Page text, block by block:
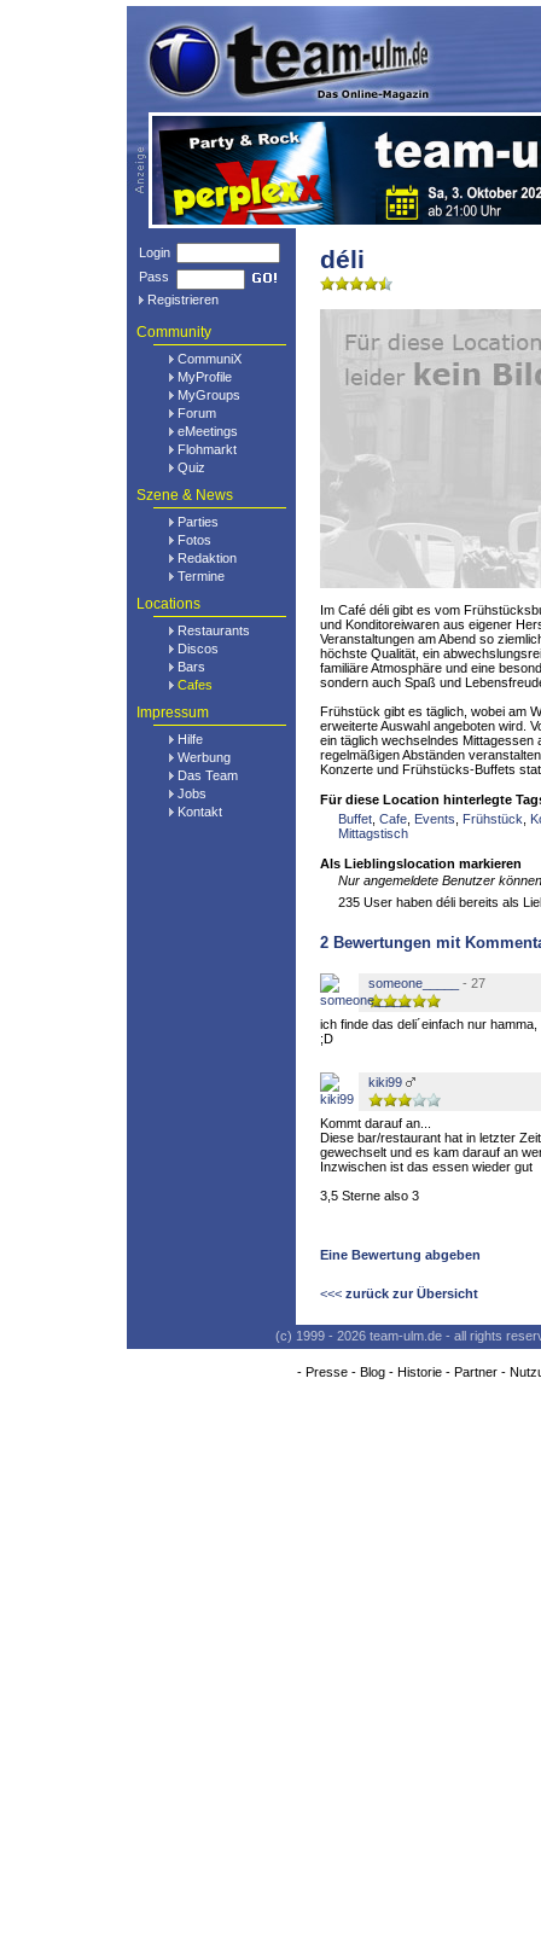
Login
Pass
Registrieren
Community
CommuniX
MyProfile
MyGroups
Forum
eMeetings
Flohmarkt
Quiz
Szene & News
Parties
Fotos
Redaktion
Termine
Locations
Restaurants
Discos
Bars
Cafes
Impressum
Hilfe
Werbung
Das Team
Jobs
Kontakt
déli
Im Café déli gibt es vom
und Konditoreiwaren aus eigener
Veranstaltungen am Abend so
höchste Qualität, ein
familiäre Atmosphäre und eine
sondern auch Spaß und
Frühstück gibt es täglich, wobei am
erweiterte Auswahl angeboten wird.
ein täglich wechselndes Mittagessen
regelmäßigen Abständen
Konzerte und Frühstücks-Buffets
Für diese Location hinterlegte
Buffet Cafe Events Frühstück
Mittagstisch
Als Lieblingslocation markieren
Nur angemeldete Benutzer
235 User haben déli bereits als
2 Bewertungen mit
someone_____ - 27
ich finde das deli´einfach nur
;D
kiki99
Kommt darauf an...
Diese bar/restaurant hat in letzter
gewechselt und es kam darauf an
Inzwischen ist das essen wieder gut
3,5 Sterne also 3
Eine Bewertung abgeben
<<< zurück zur Übersicht
(c) 1999 - 2026 team-ulm.de - all rights
- Presse- Blog- Historie- Partner-